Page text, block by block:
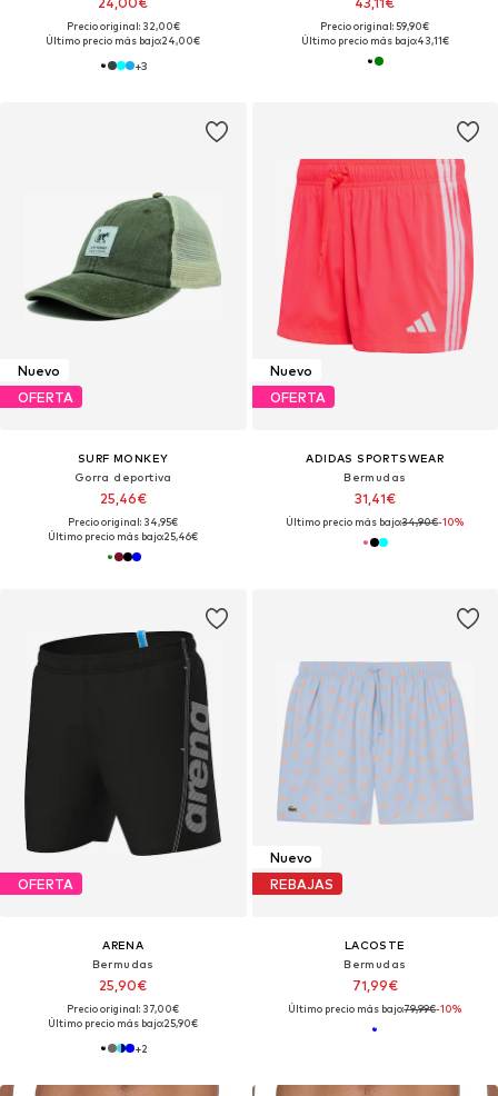
Precio original: 32,00€
Último precio más bajo:24,00€
+3
Precio original: 59,90€
Último precio más bajo:43,11€
Nuevo
OFERTA
SURF MONKEY
Gorra deportiva
25,46€
Precio original: 34,95€
Último precio más bajo:25,46€
Nuevo
OFERTA
ADIDAS SPORTSWEAR
Bermudas
31,41€
Último precio más bajo:34,90€-10%
OFERTA
ARENA
Bermudas
25,90€
Precio original: 37,00€
Último precio más bajo:25,90€
+2
Nuevo
REBAJAS
LACOSTE
Bermudas
71,99€
Último precio más bajo:79,99€-10%